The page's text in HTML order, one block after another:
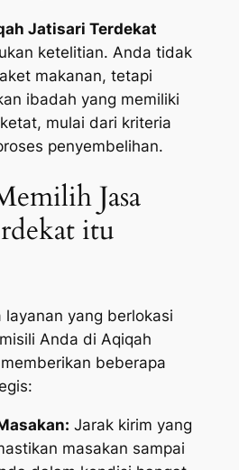
Jatisari Terdekat
ketelitian. Anda tidak
makanan, tetapi
ibadah yang memiliki
mulai dari kriteria
penyembelihan.
Jasa
itu
layanan yang berlokasi
Anda di Aqiqah
beberapa
Jarak kirim yang
masakan sampai